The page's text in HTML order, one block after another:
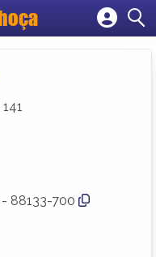
empresa
141
- 88133-700